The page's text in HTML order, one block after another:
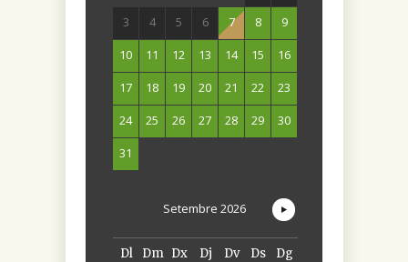
3
4 5 6 7 8
9
10
11 12 13 14 15
16
17
18 19 20 21 22
23
24
25 26 27 28 29
30
31
Setembre 2026
Dl Dm Dx Dj Dv Ds Dg